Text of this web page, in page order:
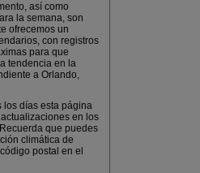
así como
la semana, son
ofrecemos un
con registros
para que
tendencia en la
a Orlando,
los días esta página
en los
que puedes
climática de
postal en el